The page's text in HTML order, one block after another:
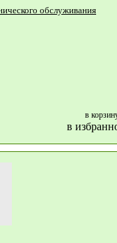
обслуживания
в
в